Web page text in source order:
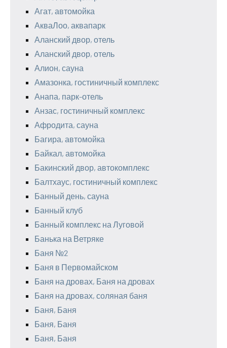
Агат, автомойка
АкваЛоо, аквапарк
Аланский двор, отель
Аланский двор, отель
Алион, сауна
Амазонка, гостиничный комплекс
Анапа, парк-отель
Анзас, гостиничный комплекс
Афродита, сауна
Багира, автомойка
Байкал, автомойка
Бакинский двор, автокомплекс
Балтхаус, гостиничный комплекс
Банный день, сауна
Банный клуб
Банный комплекс на Луговой
Банька на Ветряке
Баня №2
Баня в Первомайском
Баня на дровах, Баня на дровах
Баня на дровах, соляная баня
Баня, Баня
Баня, Баня
Баня, Баня